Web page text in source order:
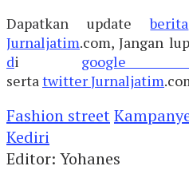
Dapatkan updateberita
Jurnaljatim.com, Jangan
di google
serta twitterJurnaljatim
Fashion street
Kediri
Editor: Yohanes